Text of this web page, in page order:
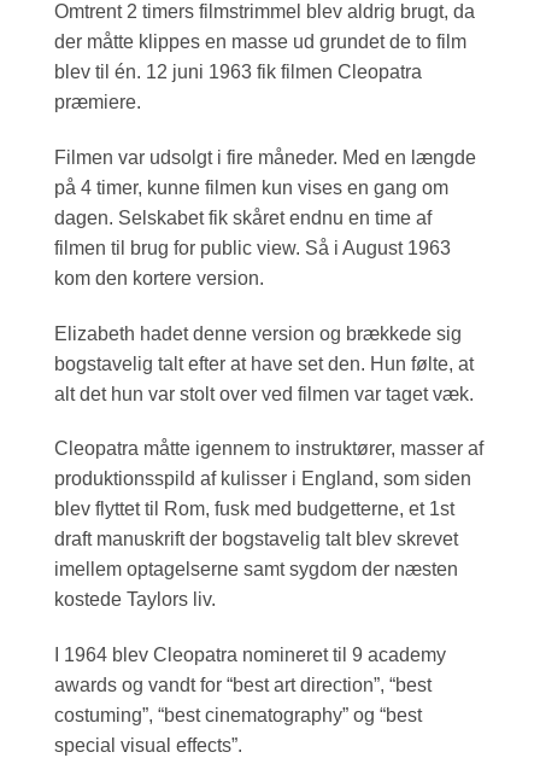
Omtrent 2 timers filmstrimmel blev aldrig brugt, da
der måtte klippes en masse ud grundet de to film
blev til én. 12 juni 1963 fik filmen Cleopatra
præmiere.
Filmen var udsolgt i fire måneder. Med en længde
på 4 timer, kunne filmen kun vises en gang om
dagen. Selskabet fik skåret endnu en time af
filmen til brug for public view. Så i August 1963
kom den kortere version.
Elizabeth hadet denne version og brækkede sig
bogstavelig talt efter at have set den. Hun følte, at
alt det hun var stolt over ved filmen var taget væk.
Cleopatra måtte igennem to instruktører, masser af
produktionsspild af kulisser i England, som siden
blev flyttet til Rom, fusk med budgetterne, et 1st
draft manuskrift der bogstavelig talt blev skrevet
imellem optagelserne samt sygdom der næsten
kostede Taylors liv.
I 1964 blev Cleopatra nomineret til 9 academy
awards og vandt for “best art direction”, “best
costuming”, “best cinematography” og “best
special visual effects”.